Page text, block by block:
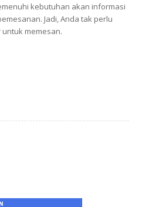
kebutuhan akan informasi
Jadi, Anda tak perlu
memesan.